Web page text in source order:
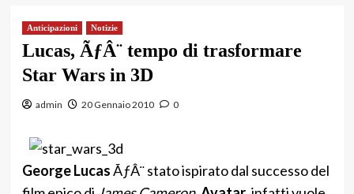
Anticipazioni Notizie
Lucas, ÃƒÂ¨ tempo di trasformare
Star Wars in 3D
admin 20 Gennaio 2010 0
George LucasÃƒÂ¨ stato ispirato dal successo del